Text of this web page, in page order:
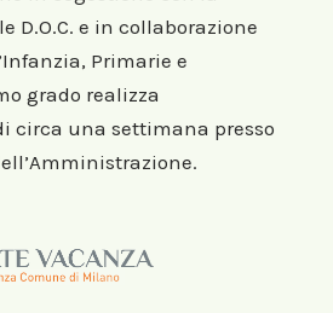
D.O.C. e in collaborazione
Primarie e
grado realizza
circa una settimana presso